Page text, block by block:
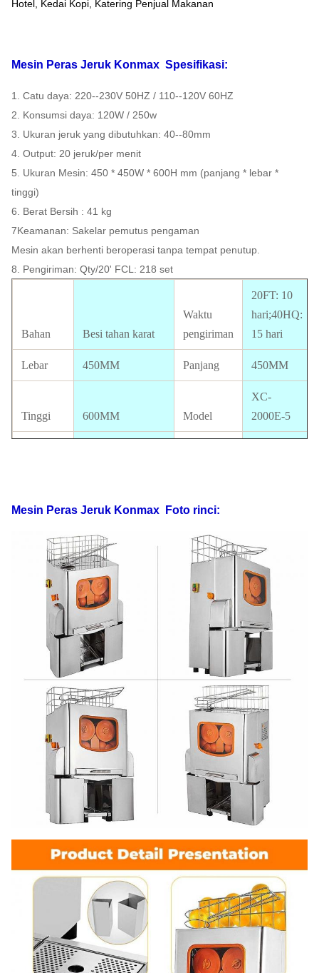
Hotel, Kedai Kopi, Katering Penjual Makanan
Mesin Peras Jeruk Konmax Spesifikasi:
1. Catu daya: 220--230V 50HZ / 110--120V 60HZ
2. Konsumsi daya: 120W / 250w
3. Ukuran jeruk yang dibutuhkan: 40--80mm
4. Output: 20 jeruk/per menit
5. Ukuran Mesin: 450 * 450W * 600H mm (panjang * lebar *
tinggi)
6. Berat Bersih : 41 kg
7Keamanan: Sakelar pemutus pengaman
Mesin akan berhenti beroperasi tanpa tempat penutup.
8. Pengiriman: Qty/20' FCL: 218 set
Bahan Besi tahan karat
Waktu
pengiriman
20FT: 10
hari;40HQ:
15 hari
Lebar 450MM Panjang 450MM
Tinggi 600MM Model
XC-
2000E-5
paket
460*460*610MM Sertifikat
Standar
110V-220V, 50-
60HZ
Kekuasaan 370W
47kg 41kg
pemuatan
220 PCS
Shanghai
USD
20' FT
memuat
90PCS Jaminan 1 tahun
Mesin Peras Jeruk Konmax Foto rinci: